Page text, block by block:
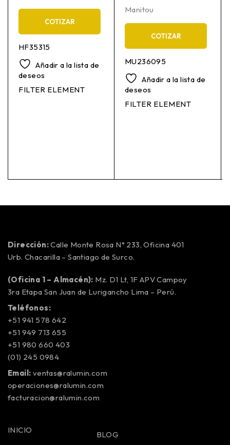
COTIZAR
HF35315
Añadir a la lista de
deseos
FILTER ELEMENT
Manitou
COTIZAR
MU236095
Añadir a la lista de
deseos
FILTER ELEMENT
Dirección:Calle Monte Rosa N° 233, Oficina 401
Urb. Chacarilla – Santiago de Surco.
(Oficina 1 – Almacén): Mz. D1 Lt, 1F APV Campoy
3ra Etapa San Juan de Lurigancho Lima – Perú.
Teléfonos:
+51 941 578 642
+51 949 713 655
+51 980 660 403
(01) 245 0984
Email: ventas@ralumin.com
operaciones@ralumin.com
facturacion@ralumin.com
INICIO BLOG